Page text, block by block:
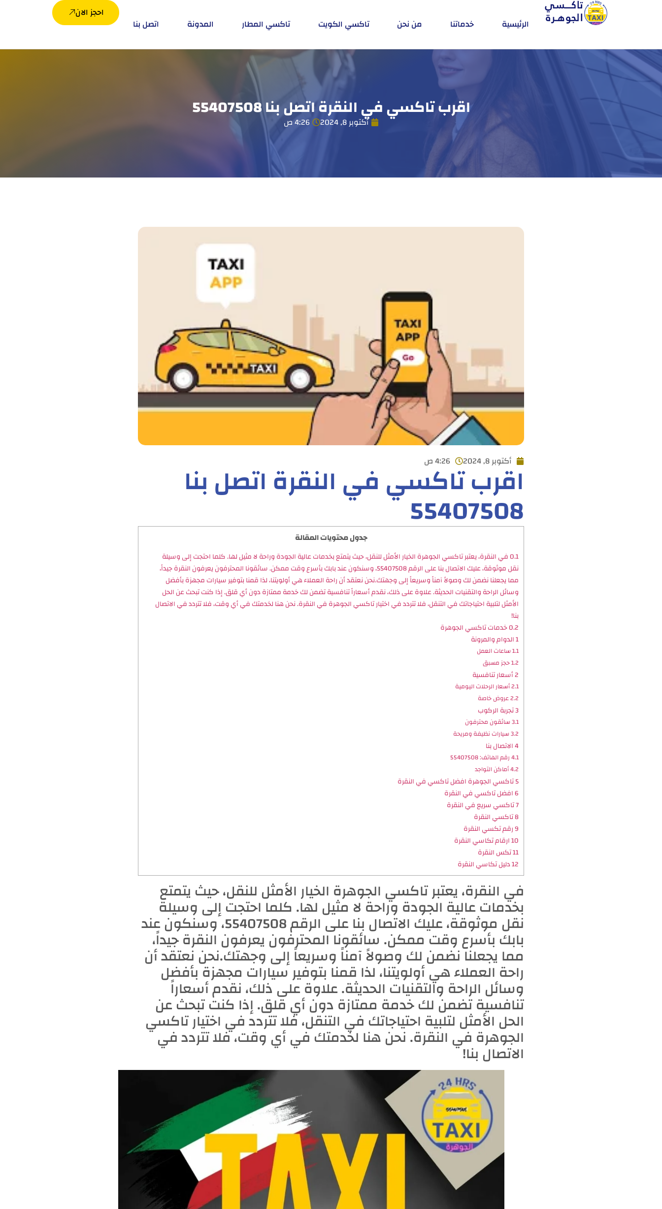
الرئيسية خدماتنا من نحن تاكسي الكويت تاكسي المطار المدونة اتصل بنا
احجز الان
اقرب تاكسي في النقرة اتصل بنا 55407508
أكتوبر 8, 2024 4:26 ص
أكتوبر 8, 2024 4:26 ص
اقرب تاكسي في النقرة اتصل بنا
55407508
جدول محتويات المقالة
0.1في النقرة، يعتبر تاكسي الجوهرة الخيار الأمثل للنقل، حيث يتمتع بخدمات عالية الجودة وراحة لا مثيل لها. كلما احتجت إلى وسيلة
نقل موثوقة، عليك الاتصال بنا على الرقم 55407508، وسنكون عند بابك بأسرع وقت ممكن. سائقونا المحترفون يعرفون النقرة جيداً،
مما يجعلنا نضمن لك وصولاً آمناً وسريعاً إلى وجهتك.نحن نعتقد أن راحة العملاء هي أولويتنا، لذا قمنا بتوفير سيارات مجهزة بأفضل
وسائل الراحة والتقنيات الحديثة. علاوة على ذلك، نقدم أسعاراً تنافسية تضمن لك خدمة ممتازة دون أي قلق. إذا كنت تبحث عن الحل
الأمثل لتلبية احتياجاتك في التنقل، فلا تتردد في اختيار تاكسي الجوهرة في النقرة. نحن هنا لخدمتك في أي وقت، فلا تتردد في الاتصال
بنا!
0.2خدمات تاكسي الجوهرة
1الدوام والمرونة
1.1ساعات العمل
1.2حجز مسبق
2أسعار تنافسية
2.1أسعار الرحلات اليومية
2.2عروض خاصة
3تجربة الركوب
3.1سائقون محترفون
3.2سيارات نظيفة ومريحة
4الاتصال بنا
4.1رقم الهاتف: 55407508
4.2أماكن التواجد
5تاكسي الجوهرة افضل تاكسي في النقرة
6افضل تاكسي في النقرة
7تاكسي سريع في النقرة
8تاكسي النقرة
9رقم تكسي النقرة
10ارقام تكاسي النقرة
11تكس النقرة
12دليل تكاسي النقرة
في النقرة، يعتبر تاكسي الجوهرة الخيار الأمثل للنقل، حيث يتمتع
بخدمات عالية الجودة وراحة لا مثيل لها. كلما احتجت إلى وسيلة
نقل موثوقة، عليك الاتصال بنا على الرقم 55407508، وسنكون عند
بابك بأسرع وقت ممكن. سائقونا المحترفون يعرفون النقرة جيداً،
مما يجعلنا نضمن لك وصولاً آمناً وسريعاً إلى وجهتك.نحن نعتقد أن
راحة العملاء هي أولويتنا، لذا قمنا بتوفير سيارات مجهزة بأفضل
وسائل الراحة والتقنيات الحديثة. علاوة على ذلك، نقدم أسعاراً
تنافسية تضمن لك خدمة ممتازة دون أي قلق. إذا كنت تبحث عن
الحل الأمثل لتلبية احتياجاتك في التنقل، فلا تتردد في اختيار تاكسي
الجوهرة في النقرة. نحن هنا لخدمتك في أي وقت، فلا تتردد في
الاتصال بنا!